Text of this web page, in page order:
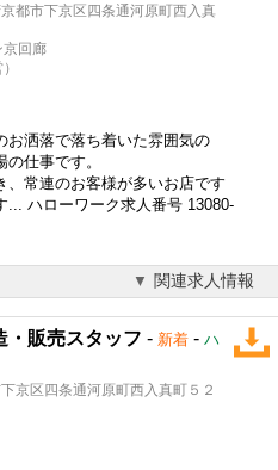
都市下京区四条通河原町西入真
回廊
お洒落で落ち着いた雰囲気の
仕事です。
、常連のお客様が多いお店です
... ハローワーク求人番号 13080-
関連求人情報
・販売スタッフ - 新着 - ハ
京区四条通河原町西入真町５２